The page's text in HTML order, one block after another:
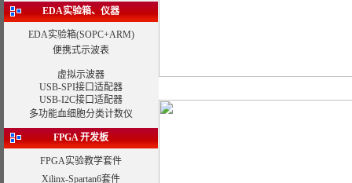
EDA实验箱、仪器
EDA实验箱(SOPC+ARM)
便携式示波表
虚拟示波器
USB-SPI接口适配器
USB-I2C接口适配器
多功能血细胞分类计数仪
FPGA 开发板
FPGA实验教学套件
Xilinx-Spartan6套件